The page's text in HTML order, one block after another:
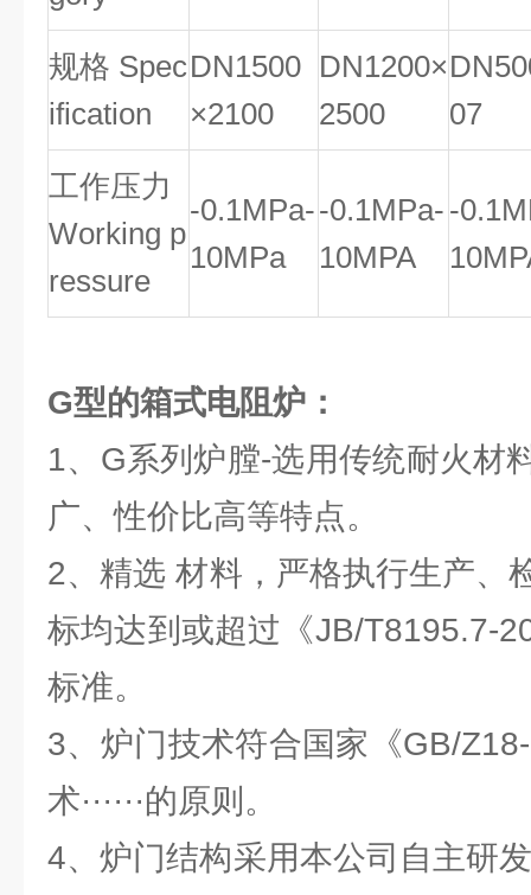
规格 Spec
ification
DN1500
×2100
DN1200×
2500
07
工作压力
Working p
ressure
-0.1MPa-
10MPa
-0.1MPa-
10MPA
-
G型的箱式电阻炉：
1、G系列炉膛-选用传统耐火材
广、性价比高等特点。
2、精选 材料，严格执行生产、
标均达到或超过《JB/T8195.7-
标准。
3、炉门技术符合国家《GB/
术······的原则。
4、炉门结构采用本公司自主研